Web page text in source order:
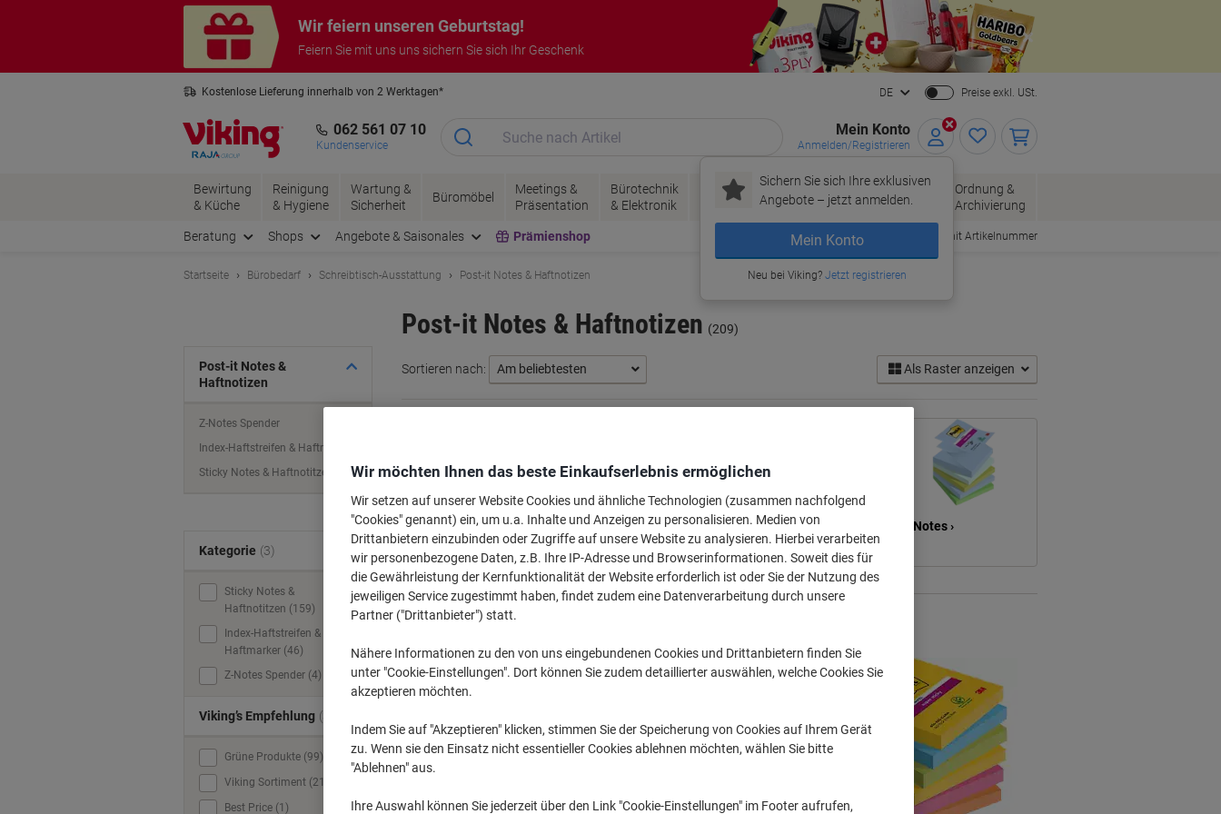
Wir feiern unseren Geburtstag!
Feiern Sie mit uns uns sichern Sie sich Ihr Geschenk
Close
Kostenlose Lieferung innerhalb von 2 Werktagen*
DE Preise exkl. USt.
062 561 07 10
Kundenservice
Mein Konto
Anmelden/Registrieren
Sichern Sie sich Ihre exklusiven
Angebote – jetzt anmelden.
Mein Konto
Neu bei Viking?Jetzt registrieren
Bewirtung
& Küche
Reinigung
& Hygiene
Wartung &
Sicherheit
Büromöbel
Meetings &
Präsentation
Bürotechnik
& Elektronik
Tinte &
Toner
Papier, Versand
& Pakete
Bürobedarf
Ordnung &
Archivierung
Beratung Shops Angebote & Saisonales Prämienshop Bestellen mit Artikelnummer
Startseite Bürobedarf Schreibtisch-Ausstattung Post-it Notes & Haftnotizen
Post-it Notes & Haftnotizen (209)
Sortieren nach: Als Raster anzeigen
Super Sticky Notes ›
Sticky Notes &
Haftnotitzen ›
Index-Haftstreifen &
Haftmarker ›
Z-Notes ›
Eigen-
Kategorie (3)
Sticky Notes &
Haftnotitzen (159)
Index-Haftstreifen &
Haftmarker (46)
Z-Notes Spender (4)
Viking’s Empfehlung (3)
Grüne Produkte (99)
Viking Sortiment (21)
Best Price (1)
Post-it Notes &
Haftnotizen
Z-Notes Spender
Index-Haftstreifen & Haftmarker
Sticky Notes & Haftnotitzen
Wir möchten Ihnen das beste Einkaufserlebnis ermöglichen
Wir setzen auf unserer Website Cookies und ähnliche Technologien (zusammen nachfolgend
"Cookies" genannt) ein, um u.a. Inhalte und Anzeigen zu personalisieren. Medien von
Drittanbietern einzubinden oder Zugriffe auf unsere Website zu analysieren. Hierbei verarbeiten
wir personenbezogene Daten, z.B. Ihre IP-Adresse und Browserinformationen. Soweit dies für
die Gewährleistung der Kernfunktionalität der Website erforderlich ist oder Sie der Nutzung des
jeweiligen Service zugestimmt haben, findet zudem eine Datenverarbeitung durch unsere
Partner ("Drittanbieter") statt.
Nähere Informationen zu den von uns eingebundenen Cookies und Drittanbietern finden Sie
unter "Cookie-Einstellungen". Dort können Sie zudem detaillierter auswählen, welche Cookies Sie
akzeptieren möchten.
Indem Sie auf "Akzeptieren" klicken, stimmen Sie der Speicherung von Cookies auf Ihrem Gerät
zu. Wenn sie den Einsatz nicht essentieller Cookies ablehnen möchten, wählen Sie bitte
"Ablehnen" aus.
Ihre Auswahl können Sie jederzeit über den Link "Cookie-Einstellungen" im Footer aufrufen,